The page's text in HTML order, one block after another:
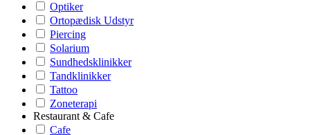
Optiker
Ortopædisk Udstyr
Piercing
Solarium
Sundhedsklinikker
Tandklinikker
Tattoo
Zoneterapi
Restaurant & Cafe
Cafe